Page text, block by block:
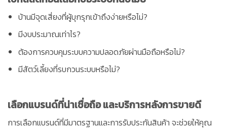
บ้านมีจุดเสี่ยงที่ผู้บุกรุกเข้าถึงง่ายหรือไม่?
มีงบประมาณเท่าไร?
ต้องการควบคุมระบบความปลอดภัยผ่านมือถือหรือไม่?
มีสัตว์เลี้ยงที่รบกวนระบบหรือไม่?
เลือกแบรนด์ที่น่าเชื่อถือ และบริการหลังการขายดี
การเลือกแบรนด์ที่มีมาตรฐานและการรับประกันสินค้า จะช่วยให้คุณ